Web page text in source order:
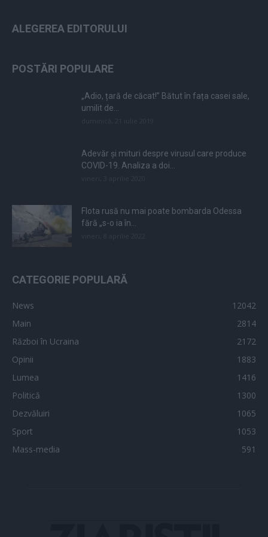
ALEGEREA EDITORULUI
POSTĂRI POPULARE
„Adio, țară de căcat!” Bătut în fața casei sale,
umilit de...
Adevăr și mituri despre virusul care produce
COVID-19. Analiza a doi...
Flota rusă nu mai poate bombarda Odessa
fără „s-o ia în...
CATEGORIE POPULARĂ
News
12042
Main
2814
Război în Ucraina
2172
Opinii
1883
Lumea
1416
Politică
1300
Dezvăluiri
1065
Sport
1053
Mass-media
591